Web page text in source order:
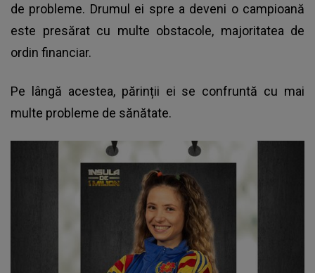
de probleme. Drumul ei spre a deveni o campioană
este presărat cu multe obstacole, majoritatea de
ordin financiar.
Pe lângă acestea, părinții ei se confruntă cu mai
multe probleme de sănătate.